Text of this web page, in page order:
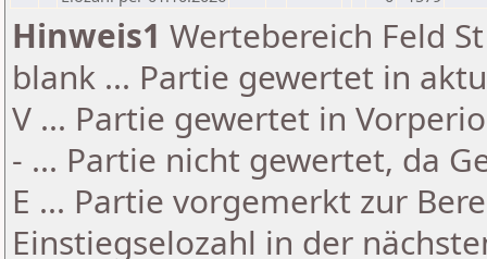
Hinweis1 Wertebereich Feld
blank ... Partie gewertet in
V ... Partie gewertet in
- ... Partie nicht gewertet, da
E ... Partie vorgemerkt zur
Einstiegselozahl in der